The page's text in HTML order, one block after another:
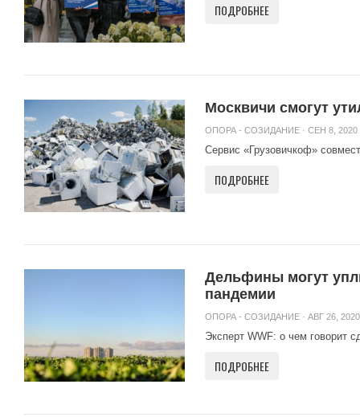
ПОДРОБНЕЕ
Москвичи смогут
ОПОРА - СОЗИДАНИЕ · СЕН 8, 2020
Сервис «Грузовичкоф»
ПОДРОБНЕЕ
Дельфины могут
пандемии
ОПОРА - СОЗИДАНИЕ · АВГ 26, 2020
Эксперт WWF: о чем говорит
ПОДРОБНЕЕ